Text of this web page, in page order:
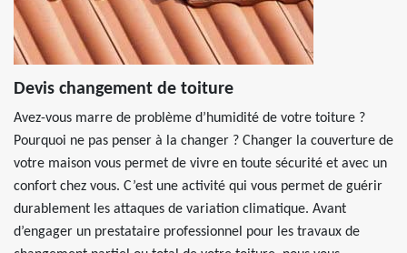
Devis changement de toiture
Avez-vous marre de problème d’humidité de votre toiture ?
Pourquoi ne pas penser à la changer ? Changer la couverture de
votre maison vous permet de vivre en toute sécurité et avec un
confort chez vous. C’est une activité qui vous permet de guérir
durablement les attaques de variation climatique. Avant
d’engager un prestataire professionnel pour les travaux de